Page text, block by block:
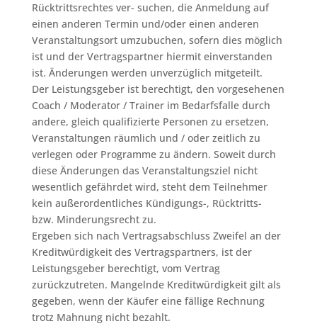
Rücktrittsrechtes ver- suchen, die Anmeldung auf
einen anderen Termin und/oder einen anderen
Veranstaltungsort umzubuchen, sofern dies möglich
ist und der Vertragspartner hiermit einverstanden
ist. Änderungen werden unverzüglich mitgeteilt.
Der Leistungsgeber ist berechtigt, den vorgesehenen
Coach / Moderator / Trainer im Bedarfsfalle durch
andere, gleich qualifizierte Personen zu ersetzen,
Veranstaltungen räumlich und / oder zeitlich zu
verlegen oder Programme zu ändern. Soweit durch
diese Änderungen das Veranstaltungsziel nicht
wesentlich gefährdet wird, steht dem Teilnehmer
kein außerordentliches Kündigungs-, Rücktritts-
bzw. Minderungsrecht zu.
Ergeben sich nach Vertragsabschluss Zweifel an der
Kreditwürdigkeit des Vertragspartners, ist der
Leistungsgeber berechtigt, vom Vertrag
zurückzutreten. Mangelnde Kreditwürdigkeit gilt als
gegeben, wenn der Käufer eine fällige Rechnung
trotz Mahnung nicht bezahlt.